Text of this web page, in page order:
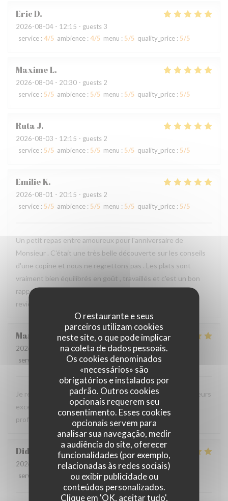
O restaurante e seus
parceiros utilizam cookies
neste site, o que pode implicar
na coleta de dados pessoais.
Os cookies denominados
«necessários» são
obrigatórios e instalados por
padrão. Outros cookies
opcionais requerem seu
consentimento. Esses cookies
opcionais servem para
analisar sua navegação, medir
a audiência do site, oferecer
funcionalidades (por exemplo,
relacionadas às redes sociais)
ou exibir publicidade ou
conteúdos personalizados.
Clique em 'OK, aceitar tudo',
EricD
2026-08-04 - 12:15 - guests 3
service : 4/5 ambience : 4/5 menu : 5/5 quality_price : 5/5
MaximeL
2026-08-04 - 20:30 - guests 2
service : 5/5 ambience : 5/5 menu : 5/5 quality_price : 5/5
Ruta J
2026-08-03 - 12:15 - guests 2
service : 5/5 ambience : 5/5 menu : 5/5 quality_price : 5/5
EmilieK
2026-08-01 - 20:15 - guests 2
service : 5/5 ambience : 5/5 menu : 5/5 quality_price : 5/5
Un petit repas entre amoureux pour l'anniversaire de
Monsieur . C'était une très belle découverte sur les conseils
d'une copine et nous ne regrettons pas . Les plats sont
vraiment bien équilibrés en goût , travaillés et c'est un bon
rapport qualité prix. L'équipe est très sympathique. Nous
reviendrons c'est certain .
Martine
2026-08-01
- 20:45 - guests 4
service
ambience: 5/5 menu: 5/5 quality_price
Je recommande ce restaurant, la qualité des plats, les saveurs
exceptionnelles sans compter la gentillesse et
professionnalisme du personnel.
Didier
2026-08-01
- 12:30 - guests 4
service
ambience: 5/5 menu:5/5 quality_price